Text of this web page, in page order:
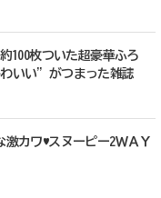
100枚ついた超豪華ふろ
いい”がつまった雑誌
カワ♥スヌーピー2ＷＡＹ